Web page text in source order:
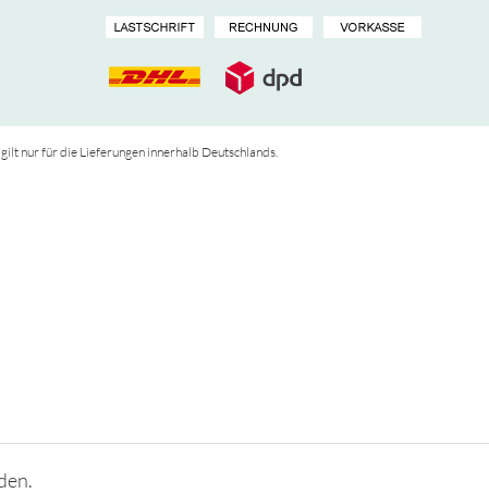
nur für die Lieferungen innerhalb Deutschlands.